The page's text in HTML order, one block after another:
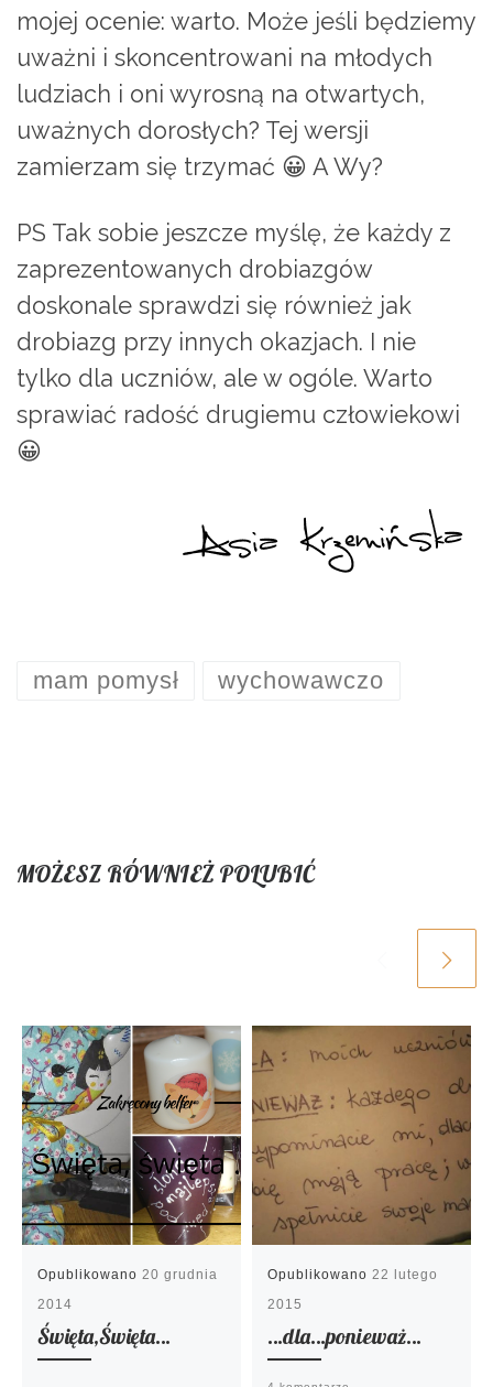
mojej ocenie: warto. Może jeśli będziemy
uważni i skoncentrowani na młodych
ludziach i oni wyrosną na otwartych,
uważnych dorosłych? Tej wersji
zamierzam się trzymać 😀 A Wy?
PS Tak sobie jeszcze myślę, że każdy z
zaprezentowanych drobiazgów
doskonale sprawdzi się również jak
drobiazg przy innych okazjach. I nie
tylko dla uczniów, ale w ogóle. Warto
sprawiać radość drugiemu człowiekowi
😀
mam pomysł wychowawczo
MOŻESZ RÓWNIEŻ POLUBIĆ
Opublikowano20 grudnia
2014
Święta,Święta…
Opublikowano22 lutego
2015
…dla…ponieważ…